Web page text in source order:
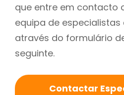
que entre em contacto
equipa de especialistas
através do formulário
seguinte.
Contactar